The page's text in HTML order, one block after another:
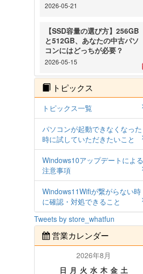
2026-05-21
【SSD容量の選び方】256GB
と512GB、あなたの中古パソ
コンにはどっちが必要？
2026-05-15
トピックス
トピックス一覧
パソコンが起動できなくなった
時に試していただきたいこと
Windows10アップデートによる
注意事項
Windows11Wifiが繋がらない時
に確認・対処できること
Tweets by store_whatfun
営業カレンダー
2026年8月
日 月 火 水 木 金 土